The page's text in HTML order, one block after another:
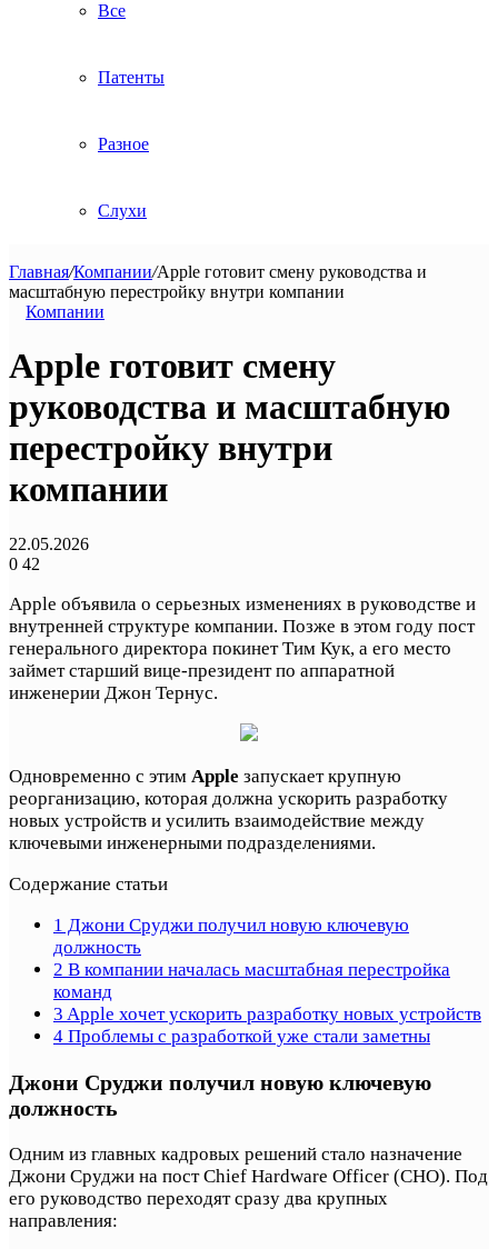
Все
Патенты
Разное
Слухи
Главная/Компании/Apple готовит смену руководства и
масштабную перестройку внутри компании
Компании
Apple готовит смену
руководства и масштабную
перестройку внутри
компании
22.05.2026
0 42
Apple объявила о серьезных изменениях в руководстве и
внутренней структуре компании. Позже в этом году пост
генерального директора покинет Тим Кук, а его место
займет старший вице-президент по аппаратной
инженерии Джон Тернус.
Одновременно с этим Apple запускает крупную
реорганизацию, которая должна ускорить разработку
новых устройств и усилить взаимодействие между
ключевыми инженерными подразделениями.
Содержание статьи
1 Джони Сруджи получил новую ключевую
должность
2 В компании началась масштабная перестройка
команд
3 Apple хочет ускорить разработку новых устройств
4 Проблемы с разработкой уже стали заметны
Джони Сруджи получил новую ключевую
должность
Одним из главных кадровых решений стало назначение
Джони Сруджи на пост Chief Hardware Officer (CHO). Под
его руководство переходят сразу два крупных
направления: